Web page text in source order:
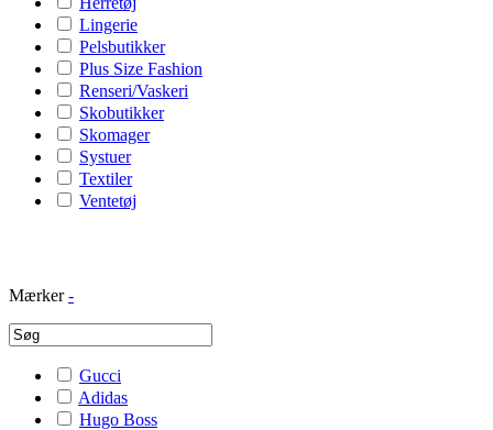
Lingerie
Pelsbutikker
Plus Size Fashion
Renseri/Vaskeri
Skobutikker
Skomager
Systuer
Textiler
Ventetøj
Mærker -
Gucci
Adidas
Hugo Boss